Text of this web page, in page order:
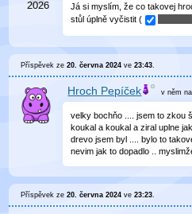
Já si myslím, že co takovej
stůl úplně vyčistit (
Příspěvek ze20. června 2024 ve23:43
Hroch Pepíček v něm
velky bochňo .... jsem to zkou
koukal a koukal a ziral uplne
drevo jsem byl .... bylo to
nevim jak to dopadlo ..
Příspěvek ze20. června 2024 ve23:23.